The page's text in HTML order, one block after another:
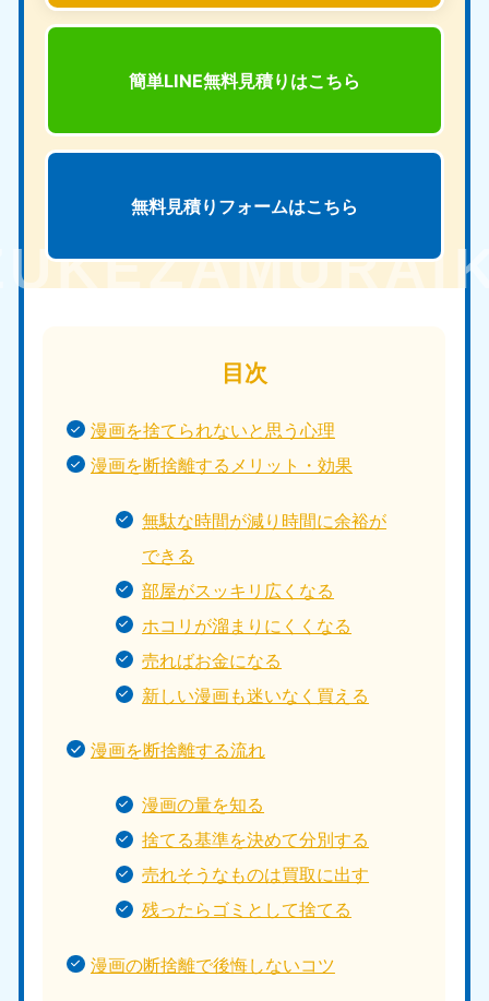
簡単LINE無料見積りはこちら
無料見積りフォームはこちら
目次
漫画を捨てられないと思う心理
漫画を断捨離するメリット・効果
無駄な時間が減り時間に余裕が
できる
部屋がスッキリ広くなる
ホコリが溜まりにくくなる
売ればお金になる
新しい漫画も迷いなく買える
漫画を断捨離する流れ
漫画の量を知る
捨てる基準を決めて分別する
売れそうなものは買取に出す
残ったらゴミとして捨てる
漫画の断捨離で後悔しないコツ